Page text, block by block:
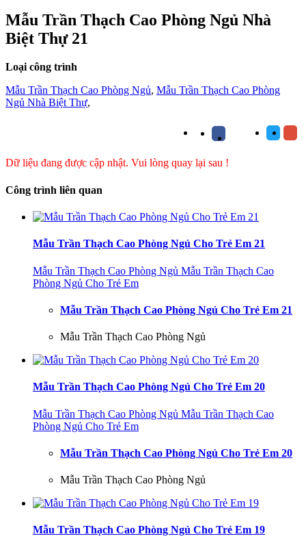
Mẫu Trần Thạch Cao Phòng Ngủ Nhà
Biệt Thự 21
Loại công trình
Mẫu Trần Thạch Cao Phòng Ngủ, Mẫu Trần Thạch Cao Phòng
Ngủ Nhà Biệt Thự,
Dữ liệu đang được cập nhật. Vui lòng quay lại sau !
Công trình liên quan
Mẫu Trần Thạch Cao Phòng Ngủ Cho Trẻ Em 21
Mẫu Trần Thạch Cao Phòng Ngủ Mẫu Trần Thạch Cao
Phòng Ngủ Cho Trẻ Em
Mẫu Trần Thạch Cao Phòng Ngủ Cho Trẻ Em 21
Mẫu Trần Thạch Cao Phòng Ngủ
Mẫu Trần Thạch Cao Phòng Ngủ Cho Trẻ Em 20
Mẫu Trần Thạch Cao Phòng Ngủ Mẫu Trần Thạch Cao
Phòng Ngủ Cho Trẻ Em
Mẫu Trần Thạch Cao Phòng Ngủ Cho Trẻ Em 20
Mẫu Trần Thạch Cao Phòng Ngủ
Mẫu Trần Thạch Cao Phòng Ngủ Cho Trẻ Em 19